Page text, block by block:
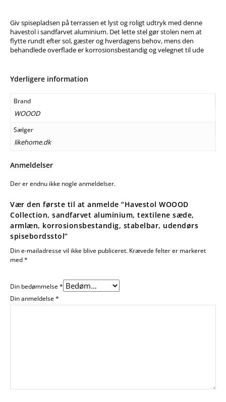
Giv spisepladsen på terrassen et lyst og roligt udtryk med denne
havestol i sandfarvet aluminium. Det lette stel gør stolen nem at
flytte rundt efter sol, gæster og hverdagens behov, mens den
behandlede overflade er korrosionsbestandig og velegnet til ude
Yderligere information
Brand
WOOOD
Sælger
likehome.dk
Anmeldelser
Der er endnu ikke nogle anmeldelser.
Vær den første til at anmelde “Havestol WOOOD
Collection, sandfarvet aluminium, textilene sæde,
armlæn, korrosionsbestandig, stabelbar, udendørs
spisebordsstol”
Din e-mailadresse vil ikke blive publiceret. Krævede felter er markeret
med*
Din bedømmelse*
Din anmeldelse*